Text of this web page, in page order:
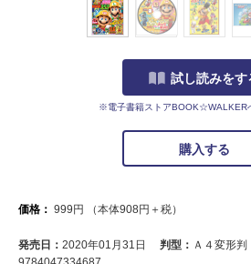
試し読みをす
※電子書籍ストアBOOK☆WALKER
購入する
価格： 999 円 （本体908円＋税）
発売日： 2020年01月31日 判型： Ａ４変形判